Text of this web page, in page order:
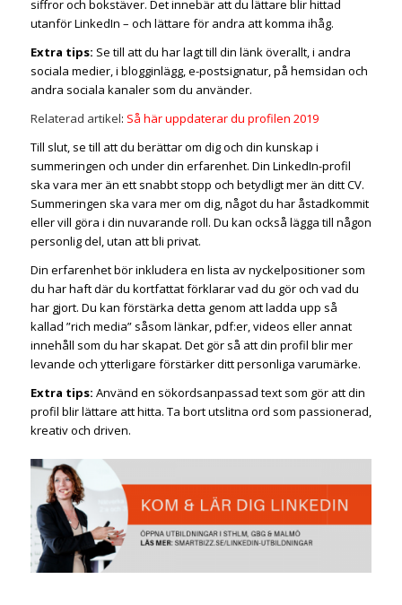
siffror och bokstäver. Det innebär att du lättare blir hittad
utanför LinkedIn – och lättare för andra att komma ihåg.
Extra tips: Se till att du har lagt till din länk överallt, i andra
sociala medier, i blogginlägg, e-postsignatur, på hemsidan och
andra sociala kanaler som du använder.
Relaterad artikel: Så här uppdaterar du profilen 2019
Till slut, se till att du berättar om dig och din kunskap i
summeringen och under din erfarenhet. Din LinkedIn-profil
ska vara mer än ett snabbt stopp och betydligt mer än ditt CV.
Summeringen ska vara mer om dig, något du har åstadkommit
eller vill göra i din nuvarande roll. Du kan också lägga till någon
personlig del, utan att bli privat.
Din erfarenhet bör inkludera en lista av nyckelpositioner som
du har haft där du kortfattat förklarar vad du gör och vad du
har gjort. Du kan förstärka detta genom att ladda upp så
kallad ”rich media” såsom länkar, pdf:er, videos eller annat
innehåll som du har skapat. Det gör så att din profil blir mer
levande och ytterligare förstärker ditt personliga varumärke.
Extra tips: Använd en sökordsanpassad text som gör att din
profil blir lättare att hitta. Ta bort utslitna ord som passionerad,
kreativ och driven.